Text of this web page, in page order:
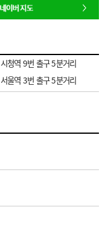
100m
시청역 9번 출구 5분거리
서울역 3번 출구 5분거리